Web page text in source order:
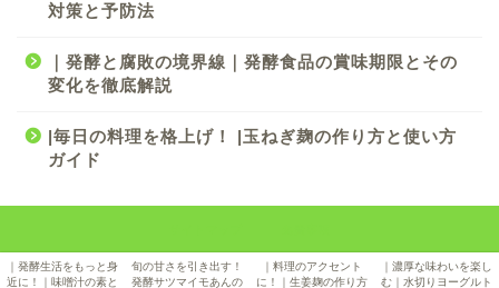
対策と予防法
｜発酵と腐敗の境界線｜発酵食品の賞味期限とその
変化を徹底解説
|毎日の料理を格上げ！ |玉ねぎ麹の作り方と使い方
ガイド
｜発酵生活をもっと身
近に！｜味噌汁の素と
旬の甘さを引き出す！
発酵サツマイモあんの
｜料理のアクセント
に！｜生姜麹の作り方
｜濃厚な味わいを楽し
む｜水切りヨーグルト